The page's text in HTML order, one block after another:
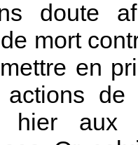
doute
mort
en
actions
hier aux